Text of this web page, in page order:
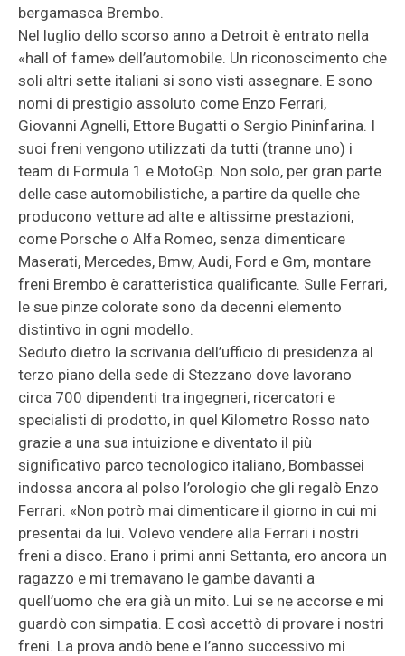
bergamasca Brembo.
Nel luglio dello scorso anno a Detroit è entrato nella
«hall of fame» dell’automobile. Un riconoscimento che
soli altri sette italiani si sono visti assegnare. E sono
nomi di prestigio assoluto come Enzo Ferrari,
Giovanni Agnelli, Ettore Bugatti o Sergio Pininfarina. I
suoi freni vengono utilizzati da tutti (tranne uno) i
team di Formula 1 e MotoGp. Non solo, per gran parte
delle case automobilistiche, a partire da quelle che
producono vetture ad alte e altissime prestazioni,
come Porsche o Alfa Romeo, senza dimenticare
Maserati, Mercedes, Bmw, Audi, Ford e Gm, montare
freni Brembo è caratteristica qualificante. Sulle Ferrari,
le sue pinze colorate sono da decenni elemento
distintivo in ogni modello.
Seduto dietro la scrivania dell’ufficio di presidenza al
terzo piano della sede di Stezzano dove lavorano
circa 700 dipendenti tra ingegneri, ricercatori e
specialisti di prodotto, in quel Kilometro Rosso nato
grazie a una sua intuizione e diventato il più
significativo parco tecnologico italiano, Bombassei
indossa ancora al polso l’orologio che gli regalò Enzo
Ferrari. «Non potrò mai dimenticare il giorno in cui mi
presentai da lui. Volevo vendere alla Ferrari i nostri
freni a disco. Erano i primi anni Settanta, ero ancora un
ragazzo e mi tremavano le gambe davanti a
quell’uomo che era già un mito. Lui se ne accorse e mi
guardò con simpatia. E così accettò di provare i nostri
freni. La prova andò bene e l’anno successivo mi